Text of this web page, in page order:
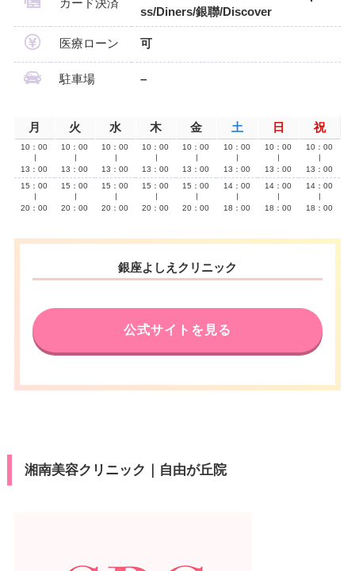
カード決済
ss/Diners/銀聯/Discover
医療ローン 可
駐車場 –
月 火 水 木 金 土 日 祝
10：00
13：00
10：00
13：00
10：00
13：00
10：00
13：00
10：00
13：00
10：00
13：00
10：00
13：00
10：00
13：00
15：00
20：00
15：00
20：00
15：00
20：00
15：00
20：00
15：00
20：00
14：00
18：00
14：00
18：00
14：00
18：00
銀座よしえクリニック
公式サイトを見る
湘南美容クリニック｜自由が丘院